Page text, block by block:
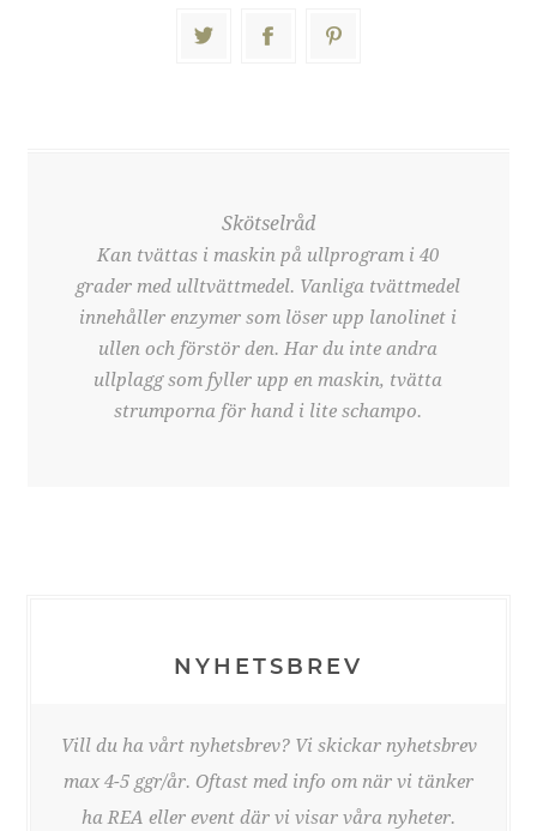
Skötselråd
Kan tvättas i maskin på ullprogram i 40
grader med ulltvättmedel. Vanliga tvättmedel
innehåller enzymer som löser upp lanolinet i
ullen och förstör den. Har du inte andra
ullplagg som fyller upp en maskin, tvätta
strumporna för hand i lite schampo.
NYHETSBREV
Vill du ha vårt nyhetsbrev? Vi skickar nyhetsbrev
max 4-5 ggr/år. Oftast med info om när vi tänker
ha REA eller event där vi visar våra nyheter.